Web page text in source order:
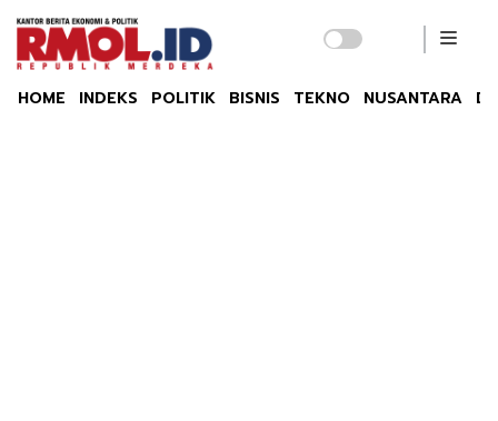
HOME INDEKS POLITIK BISNIS TEKNO NUSANTARA